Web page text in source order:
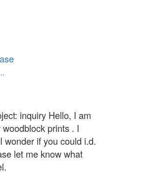
inquiry Hello, I am
prints . I
wonder if you could i.d.
let me know what